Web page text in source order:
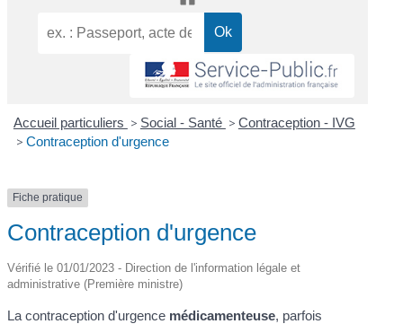
Accueil particuliers > Social - Santé > Contraception - IVG
> Contraception d'urgence
Fiche pratique
Contraception d'urgence
Vérifié le 01/01/2023 - Direction de l'information légale et
administrative (Première ministre)
La contraception d'urgence médicamenteuse, parfois